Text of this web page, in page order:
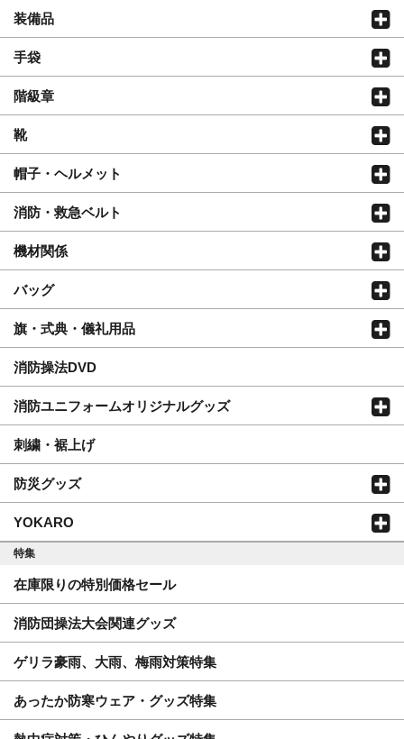
装備品
手袋
階級章
靴
帽子・ヘルメット
消防・救急ベルト
機材関係
バッグ
旗・式典・儀礼用品
消防操法DVD
消防ユニフォームオリジナルグッズ
刺繍・裾上げ
防災グッズ
YOKARO
特集
在庫限りの特別価格セール
消防団操法大会関連グッズ
ゲリラ豪雨、大雨、梅雨対策特集
あったか防寒ウェア・グッズ特集